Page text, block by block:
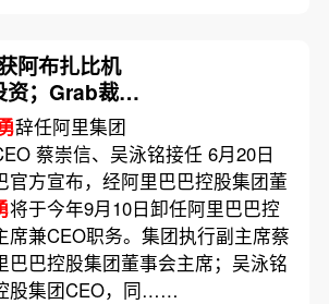
阿布扎比机
资；Grab裁员
勇辞任阿里集
CEO
辞任阿里集团
蔡崇信、吴泳铭接任 6月20日
官方宣布，经阿里巴巴控股集团董
将于今年9月10日卸任阿里巴巴控
席兼CEO职务。集团执行副主席蔡
巴巴控股集团董事会主席；吴泳铭
股集团CEO，同……